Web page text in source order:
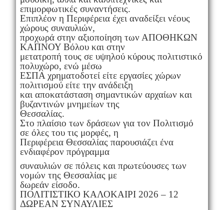
επιμορφωτικές συναντήσεις.
Επιπλέον η Περιφέρεια έχει αναδείξει νέους
χώρους συναυλιών,
προχωρά στην αξιοποίηση των ΑΠΟΘΗΚΩΝ
ΚΑΠΝΟΥ Βόλου και στην
μετατροπή τους σε υψηλού κύρους πολιτιστικό
πολυχώρο, ενώ μέσω
ΕΣΠΑ χρηματοδοτεί είτε εργασίες χώρων
πολιτισμού είτε την ανάδειξη
και αποκατάσταση σημαντικών αρχαίων και
βυζαντινών μνημείων της
Θεσσαλίας.
Στο πλαίσιο των δράσεων για τον Πολιτισμό
σε όλες του τις μορφές, η
Περιφέρεια Θεσσαλίας παρουσιάζει ένα
ενδιαφέρον πρόγραμμα
συναυλιών σε πόλεις και πρωτεύουσες των
νομών της Θεσσαλίας με
δωρεάν είσοδο.
ΠΟΛΙΤΙΣΤΙΚΟ ΚΑΛΟΚΑΙΡΙ 2026 – 12
ΔΩΡΕΑΝ ΣΥΝΑΥΛΙΕΣ